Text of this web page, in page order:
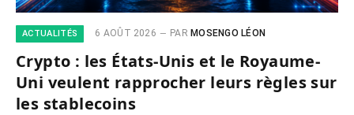
ACTUALITÉS 6 AOÛT 2026 PAR MOSENGO LÉON
Crypto : les États-Unis et le Royaume-
Uni veulent rapprocher leurs règles sur
les stablecoins